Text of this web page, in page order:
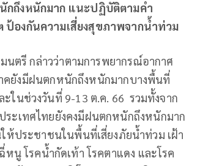
กถึงหนักมาก แนะปฏิบัติตามคำ
องกันความเสี่ยงสุขภาพจากน้ำท่วม
นตรี กล่าวว่าตามการพยากรณ์อากาศ
คยังมีฝนตกหนักถึงหนักมากบางพื้นที่
ในช่วงวันที่ 9-13 ต.ค. 66 รวมทั้งจาก
ระเทศไทยยังคงมีฝนตกหนักถึงหนักมาก
ห้ประชาชนในพื้นที่เสี่ยงภัยน้ำท่วม เฝ้า
นู โรคน้ำกัดเท้า โรคตาแดง และโรค